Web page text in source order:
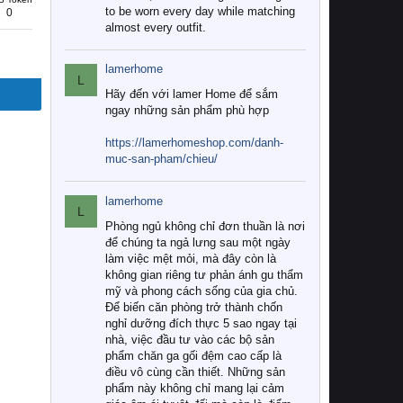
0
to be worn every day while matching
almost every outfit.
L
lamerhome
Hãy đến với lamer Home để sắm
ngay những sản phẩm phù hợp
https://lamerhomeshop.com/danh-
muc-san-pham/chieu/
L
lamerhome
Phòng ngủ không chỉ đơn thuần là nơi
để chúng ta ngả lưng sau một ngày
làm việc mệt mỏi, mà đây còn là
không gian riêng tư phản ánh gu thẩm
mỹ và phong cách sống của gia chủ.
Để biến căn phòng trở thành chốn
nghỉ dưỡng đích thực 5 sao ngay tại
nhà, việc đầu tư vào các bộ sản
phẩm chăn ga gối đệm cao cấp là
điều vô cùng cần thiết. Những sản
phẩm này không chỉ mang lại cảm